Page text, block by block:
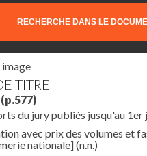
RECHERCHE DANS LE
TITRE
(p.577)
du jury publiés jusqu'au
avec prix des volumes et
nationale](n.n.)